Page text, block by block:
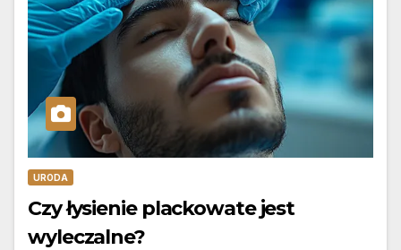
URODA
Czy łysienie plackowate jest
wyleczalne?